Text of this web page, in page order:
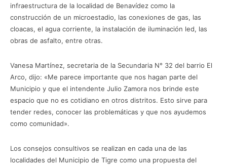
infraestructura de la localidad de Benavídez como la
construcción de un microestadio, las conexiones de gas, las
cloacas, el agua corriente, la instalación de iluminación led, las
obras de asfalto, entre otras.
Vanesa Martínez, secretaria de la Secundaria N° 32 del barrio El
Arco, dijo: «Me parece importante que nos hagan parte del
Municipio y que el intendente Julio Zamora nos brinde este
espacio que no es cotidiano en otros distritos. Esto sirve para
tender redes, conocer las problemáticas y que nos ayudemos
como comunidad».
Los consejos consultivos se realizan en cada una de las
localidades del Municipio de Tigre como una propuesta del